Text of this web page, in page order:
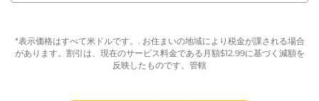
*表示価格はすべて米ドルです。. お住まいの地域により税金が課される場合
があります。割引は、現在のサービス料金である月額$12.99に基づく減額を
反映したものです。管轄